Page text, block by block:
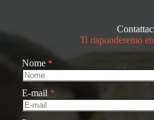
Ti risponderemo
Nome *
E-mail *